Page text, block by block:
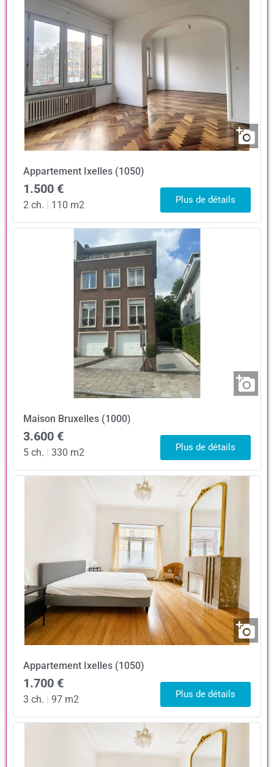
Appartement Ixelles (1050)
1.500 €
2 ch. 110 m2 Plus de détails
Maison Bruxelles (1000)
3.600 €
5 ch. | 330 m2 Plus de détails
Appartement Ixelles (1050)
1.700 €
3 ch. | 97 m2 Plus de détails